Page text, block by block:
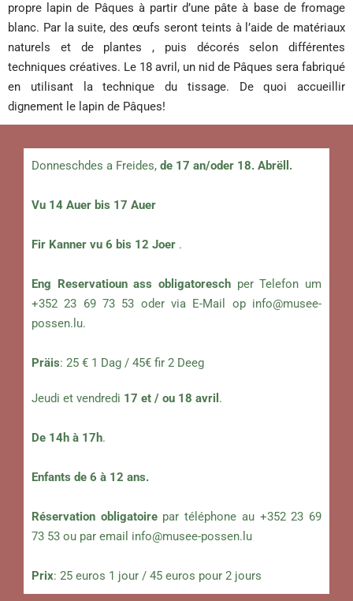
propre lapin de Pâques à partir d’une pâte à base de fromage
blanc. Par la suite, des œufs seront teints à l’aide de matériaux
naturels et de plantes , puis décorés selon différentes
techniques créatives. Le 18 avril, un nid de Pâques sera fabriqué
en utilisant la technique du tissage. De quoi accueillir
dignement le lapin de Pâques!
Donneschdes a Freides, de 17 an/oder 18. Abrëll.
Vu 14 Auer bis 17 Auer
Fir Kanner vu 6 bis 12 Joer .
Eng Reservatioun ass obligatoresch per Telefon um
+352 23 69 73 53 oder via E-Mail op info@musee-
possen.lu.
Präis: 25 € 1 Dag / 45€ fir 2 Deeg
Jeudi et vendredi 17 et / ou 18 avril .
De 14h à 17h.
Enfants de 6 à 12 ans.
Réservation obligatoirepar téléphone au +352 23 69
73 53 ou par email info@musee-possen.lu
Prix: 25 euros 1 jour / 45 euros pour 2 jours